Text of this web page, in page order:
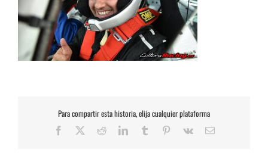
Para compartir esta historia, elija cualquier plataforma
Facebook RedditLinkedInTumblr Pinterest
Vk
Correo